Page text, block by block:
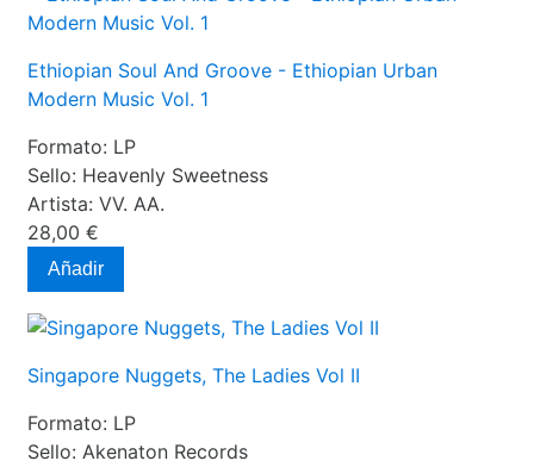
Ethiopian Soul And Groove - Ethiopian Urban
Modern Music Vol. 1
Formato: LP
Sello: Heavenly Sweetness
Artista: VV. AA.
28,00 €
Añadir
Singapore Nuggets, The Ladies Vol II
Formato: LP
Sello: Akenaton Records